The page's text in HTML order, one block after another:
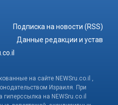
Подписка на новости (RSS)
Данные редакции и устав
на сайте NEWSru.co.il ,
Израиля. При
на NEWSru.co.il